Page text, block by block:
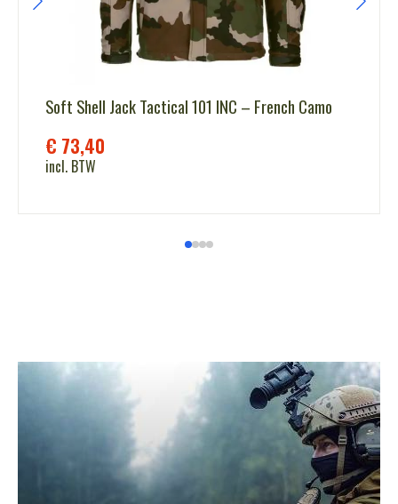
Soft Shell Jack Tactical 101 INC – French Camo
€ 73,40
incl. BTW